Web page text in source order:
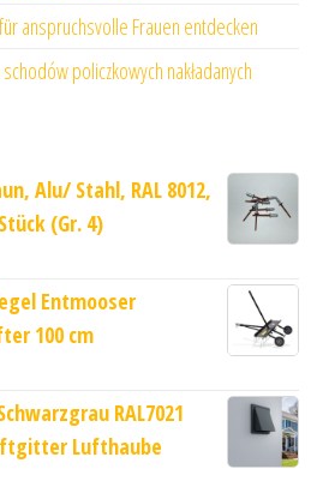
anspruchsvolle Frauen entdecken
policzkowych nakładanych
Alu/ Stahl, RAL 8012,
(Gr. 4)
Entmooser
100 cm
RAL7021
Lufthaube